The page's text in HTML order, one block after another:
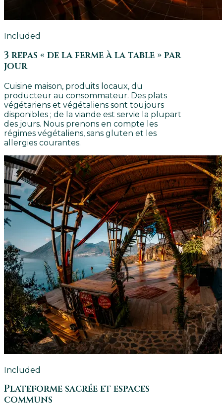
Included
3 repas « de la ferme à la table » par
jour
Cuisine maison, produits locaux, du
producteur au consommateur. Des plats
végétariens et végétaliens sont toujours
disponibles ; de la viande est servie la plupart
des jours. Nous prenons en compte les
régimes végétaliens, sans gluten et les
allergies courantes.
Included
Plateforme sacrée et espaces
communs